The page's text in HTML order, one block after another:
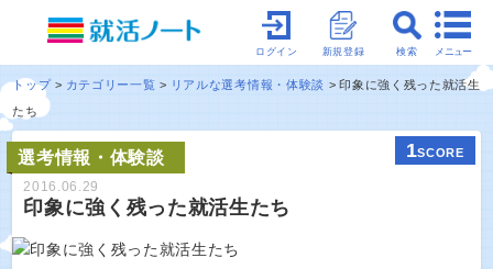
メニュー
検索
新規登録
ログイン
トップ カテゴリー一覧 リアルな選考情報・体験談
印象に強く残った就活生
たち
選考情報・体験談 1SCORE
2016.06.29
印象に強く残った就活生たち